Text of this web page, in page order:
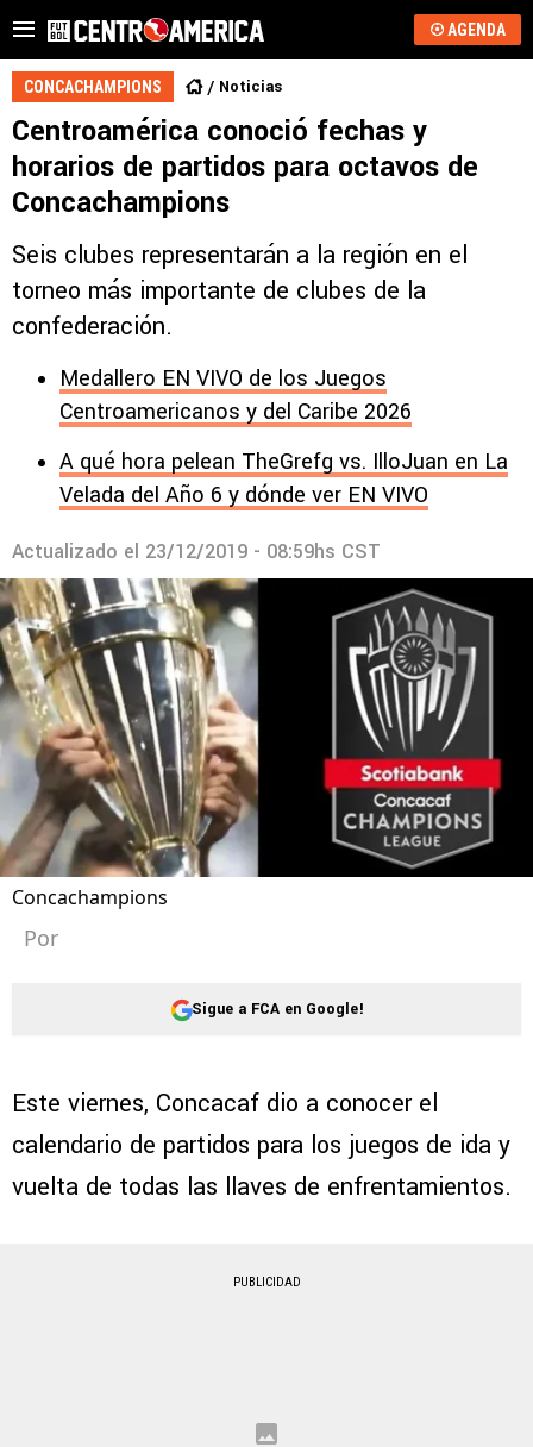
AGENDA
CONCACHAMPIONS Noticias
Centroamérica conoció fechas y
horarios de partidos para octavos de
Concachampions
Seis clubes representarán a la región en el
torneo más importante de clubes de la
confederación.
Medallero EN VIVO de los Juegos
Centroamericanos y del Caribe 2026
A qué hora pelean TheGrefg vs. IlloJuan en La
Velada del Año 6 y dónde ver EN VIVO
Actualizado el 23/12/2019 - 08:59hs CST
Concachampions
Por
Sigue a FCA en Google!
Este viernes, Concacaf dio a conocer el
calendario de partidos para los juegos de ida y
vuelta de todas las llaves de enfrentamientos.
PUBLICIDAD